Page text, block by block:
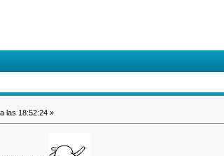
las 18:52:24 »